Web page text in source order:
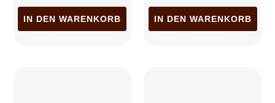
IN DEN WARENKORB IN DEN WARENKORB